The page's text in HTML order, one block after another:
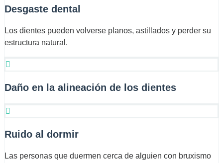
Desgaste dental
Los dientes pueden volverse planos, astillados y perder su
estructura natural.
Daño en la alineación de los dientes
Ruido al dormir
Las personas que duermen cerca de alguien con bruxismo